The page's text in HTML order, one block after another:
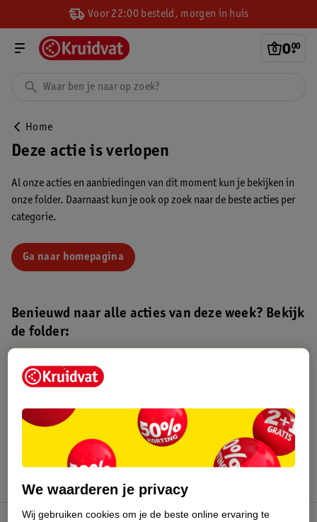
Voor 22:00 besteld, morgen in huis
0.
00
Home
Deze actie is verlopen
Al onze acties en aanbiedingen van dit moment kun je bekijken in
onze folder. Daarnaast kun je ook op zoek naar de beste acties per
categorie.
Ga naar homepagina
Benieuwd naar alle acties van deze week? Bekijk
de folder:
Kruidvat folder
augustus 2026.
We waarderen je privacy
Wij gebruiken cookies om je de beste online ervaring te